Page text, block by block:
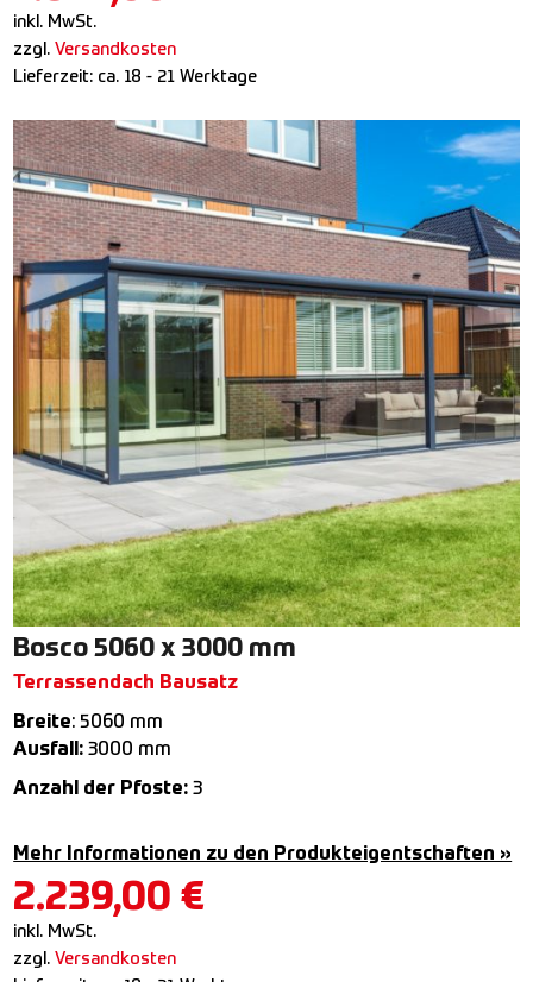
inkl. MwSt.
zzgl. Versandkosten
Lieferzeit: ca. 18 - 21 Werktage
Bosco 5060 x 3000 mm
Terrassendach Bausatz
Breite: 5060 mm
Ausfall: 3000 mm
Anzahl der Pfoste: 3
Mehr Informationen zu den Produkteigentschaften »
2.239,00 €
inkl. MwSt.
zzgl. Versandkosten